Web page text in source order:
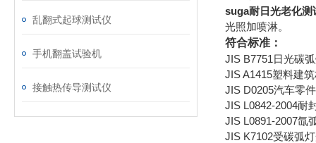
乱翻式起球测试仪
手机翻盖试验机
接触热传导测试仪
suga耐日光老化测
光照加喷淋。
符合标准：
JIS B7751日光碳
JIS A1415塑料建
JIS D0205汽车零
JIS L0842-2004耐
JIS L0891-2007氙
JIS K7102受碳弧